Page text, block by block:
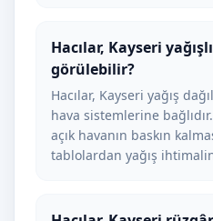
Hacılar, Kayseri
görülebilir?
Hacılar, Kayseri yağış
hava sistemlerine
açık havanın baskın
tablolardan yağış